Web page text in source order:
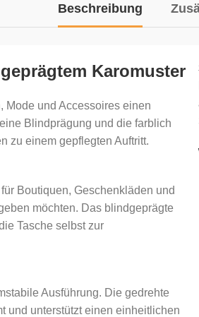
Beschreibung
Karomuster
Mode und Accessoires einen
Blindprägung und die farblich
zu einem gepflegten Auftritt.
Boutiquen, Geschenkläden und
möchten. Das blindgeprägte
Tasche selbst zur
Ausführung. Die gedrehte
und unterstützt einen einheitlichen